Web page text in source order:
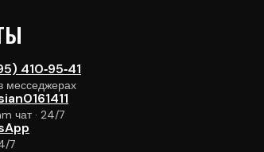
410‑95‑41
месседжерах
чат · 24/7
7